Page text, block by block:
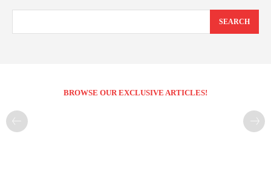
SEARCH
BROWSE OUR EXCLUSIVE ARTICLES!